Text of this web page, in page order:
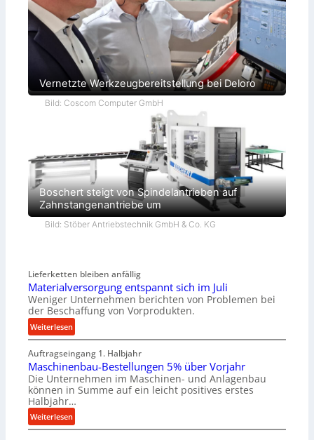
Vernetzte Werkzeugbereitstellung bei Deloro
Bild: Coscom Computer GmbH
Boschert steigt von Spindelantrieben auf
Zahnstangenantriebe um
Bild: Stöber Antriebstechnik GmbH & Co. KG
Lieferketten bleiben anfällig
Materialversorgung entspannt sich im Juli
Weniger Unternehmen berichten von Problemen bei
der Beschaffung von Vorprodukten.
Weiterlesen:
M
a
t
e
r
i
a
l
Auftragseingang 1. Halbjahr
Maschinenbau-Bestellungen 5% über Vorjahr
Die Unternehmen im Maschinen- und Anlagenbau
können in Summe auf ein leicht positives erstes
Halbjahr…
Weiterlesen:
M